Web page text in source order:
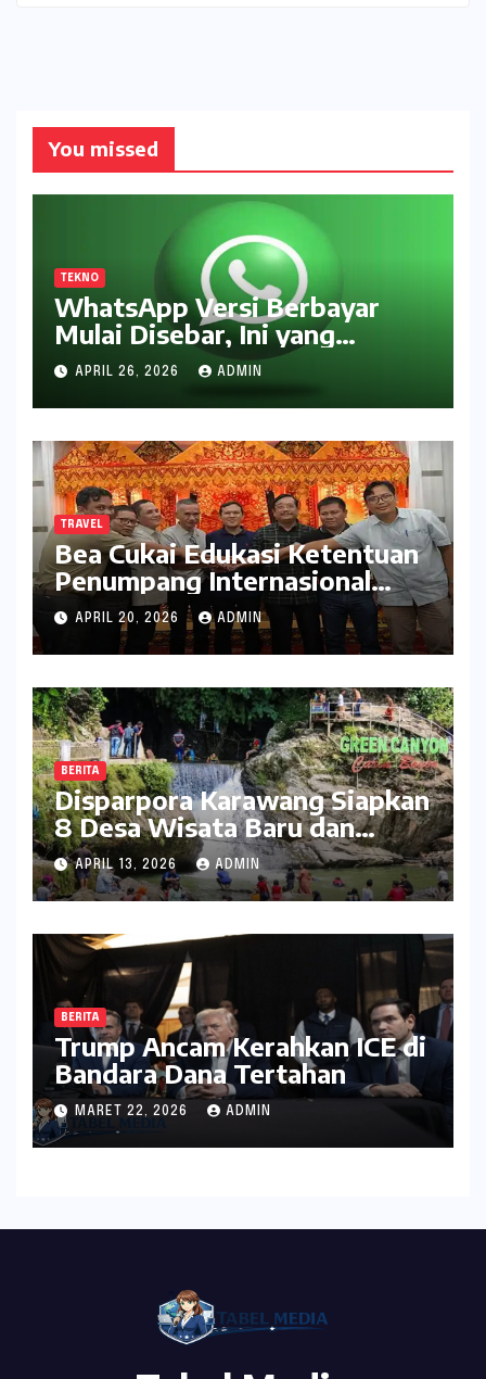
You missed
TEKNO
WhatsApp Versi Berbayar
Mulai Disebar, Ini yang
Didapat Pengguna
APRIL 26, 2026 ADMIN
TRAVEL
Bea Cukai Edukasi Ketentuan
Penumpang Internasional
kepada Pelaku Usaha Travel
APRIL 20, 2026 ADMIN
BERITA
Disparpora Karawang Siapkan
8 Desa Wisata Baru dan
Rintis Travel Pattern
Pariwisata
APRIL 13, 2026 ADMIN
BERITA
Trump Ancam Kerahkan ICE di
Bandara Dana Tertahan
MARET 22, 2026 ADMIN